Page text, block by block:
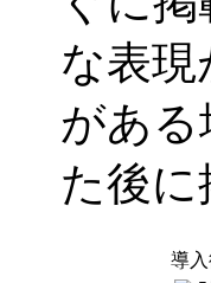
な表
があ
た後
導